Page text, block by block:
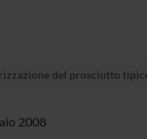
del prosciutto
2008